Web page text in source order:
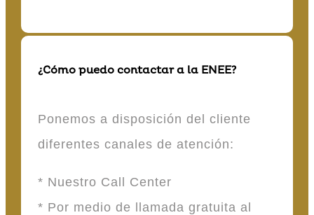
¿Cómo puedo contactar a la ENEE?
Ponemos a disposición del cliente
diferentes canales de atención:
* Nuestro Call Center
* Por medio de llamada gratuita al